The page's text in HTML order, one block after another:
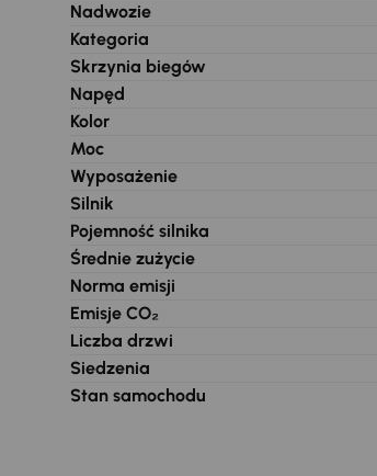
Nadwozie
Kategoria
Skrzynia biegów
Napęd
Kolor
Moc
Wyposażenie
Silnik
Pojemność silnika
Średnie zużycie
Norma emisji
Emisje CO₂
Liczba drzwi
Siedzenia
Stan samochodu